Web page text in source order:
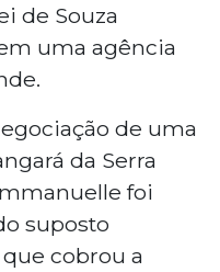
de Souza
uma agência
de uma
da Serra
foi
suposto
cobrou a